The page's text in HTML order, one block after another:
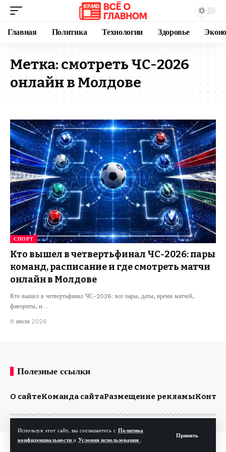
Используя этот сайт, вы соглашаетесь с Политика
конфиденциальности и Условия использования .
Принять
Главная Политика Технологии Здоровье
Метка: смотреть ЧС-2026
онлайн в Молдове
СПОРТ
Кто вышел в четвертьфинал ЧС-2026: пары
команд, расписание и где смотреть матчи
онлайн в Молдове
Кто вышел в четвертьфинал ЧС-2026: все пары, даты, время матчей,
фавориты, и…
8 июля 2026
Полезные ссылки
О сайтеКоманда сайтаРазмещение рекламы
© Kp.md. Все права защищены.